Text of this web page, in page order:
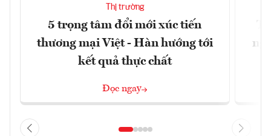
Thị trường
5 trọng tâm đổi mới xúc tiến
thương mại Việt - Hàn hướng tới
kết quả thực chất
Đọc ngay